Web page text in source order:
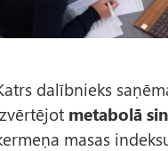
dalībnieks
metabolā
masas